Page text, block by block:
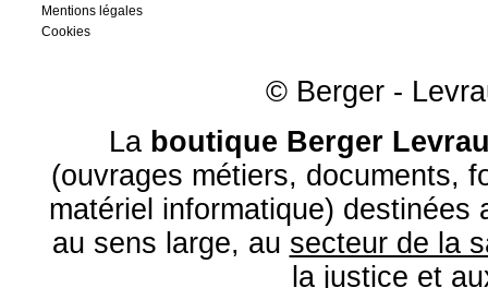
Mentions légales
Cookies
© Berger -
La boutique Berger
(ouvrages métiers, documents,
matériel informatique) destinées
au sens large, au secteur de la
la justice et